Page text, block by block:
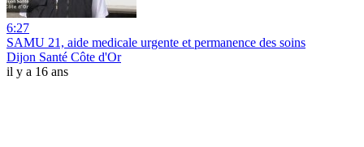
6:27
SAMU 21, aide medicale urgente et permanence des soins
Dijon Santé Côte d'Or
il y a 16 ans